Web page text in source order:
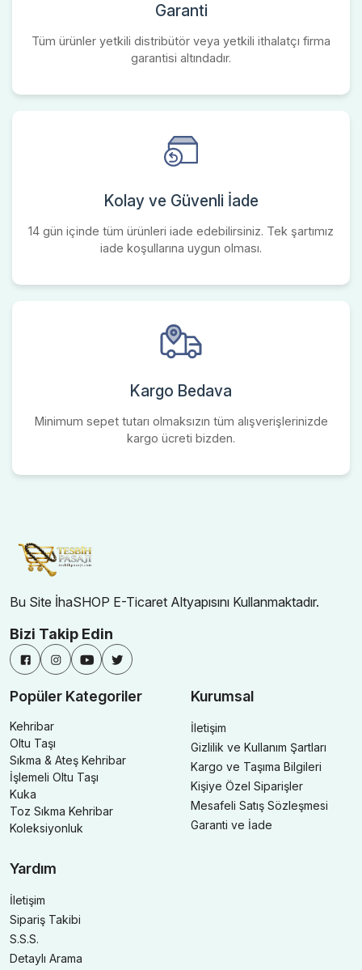
Garanti
Tüm ürünler yetkili distribütör veya yetkili ithalatçı firma
garantisi altındadır.
Kolay ve Güvenli İade
14 gün içinde tüm ürünleri iade edebilirsiniz. Tek şartımız
iade koşullarına uygun olması.
Kargo Bedava
Minimum sepet tutarı olmaksızın tüm alışverişlerinizde
kargo ücreti bizden.
Bu Site İhaSHOP E-Ticaret Altyapısını Kullanmaktadır.
Bizi Takip Edin
Popüler Kategoriler
Kehribar
Oltu Taşı
Sıkma & Ateş Kehribar
İşlemeli Oltu Taşı
Kuka
Toz Sıkma Kehribar
Koleksiyonluk
Kurumsal
İletişim
Gizlilik ve Kullanım Şartları
Kargo ve Taşıma Bilgileri
Kişiye Özel Siparişler
Mesafeli Satış Sözleşmesi
Garanti ve İade
Yardım
İletişim
Sipariş Takibi
S.S.S.
Detaylı Arama